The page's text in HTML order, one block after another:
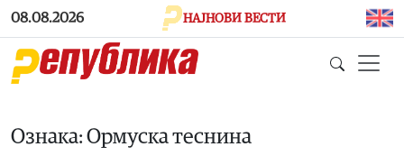
Skip to main content
08.08.2026 НАЈНОВИ ВЕСТИ
Ознака: Ормуска теснина